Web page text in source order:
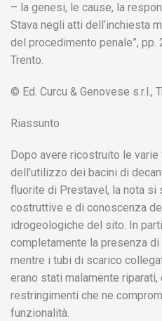
– la genesi, le cause, la
Stava negli atti dell’inchiesta
del procedimento penale”, pp.
Trento.
© Ed. Curcu & Genovese s.r.l.,
Riassunto
Dopo avere ricostruito le
dell’utilizzo dei bacini di
fluorite di Prestavel, la nota
costruttive e di conoscenza
idrogeologiche del sito. In
completamente la presenza
mentre i tubi di scarico
erano stati malamente riparati,
restringimenti che ne
funzionalità.